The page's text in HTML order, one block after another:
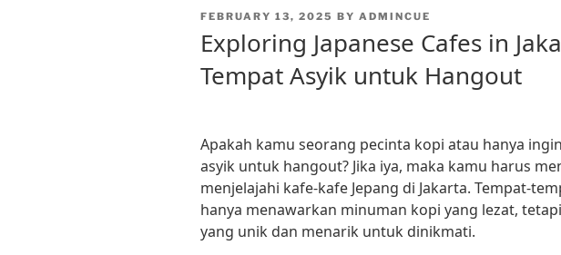
POSTED
FEBRUARY 13, 2025 BY ADMINCUE
Exploring Japanese Cafes in
Tempat Asyik untuk Hangout
Apakah kamu seorang pecinta kopi atau hanya
asyik untuk hangout? Jika iya, maka kamu harus
menjelajahi kafe-kafe Jepang di Jakarta. Tempat-
hanya menawarkan minuman kopi yang lezat,
yang unik dan menarik untuk dinikmati.